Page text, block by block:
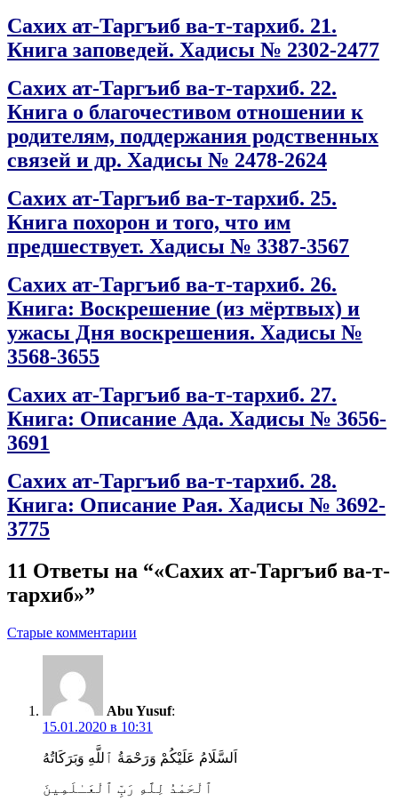
Сахих ат-Таргъиб ва-т-тархиб. 21.
Книга заповедей. Хадисы № 2302-2477
Сахих ат-Таргъиб ва-т-тархиб. 22.
Книга о благочестивом отношении к
родителям, поддержания родственных
связей и др. Хадисы № 2478-2624
Сахих ат-Таргъиб ва-т-тархиб. 25.
Книга похорон и того, что им
предшествует. Хадисы № 3387-3567
Сахих ат-Таргъиб ва-т-тархиб. 26.
Книга: Воскрешение (из мёртвых) и
ужасы Дня воскрешения. Хадисы №
3568-3655
Сахих ат-Таргъиб ва-т-тархиб. 27.
Книга: Описание Ада. Хадисы № 3656-
3691
Сахих ат-Таргъиб ва-т-тархиб. 28.
Книга: Описание Рая. Хадисы № 3692-
3775
11 Ответы на “«Сахих ат-Таргъиб ва-т-
тархиб»”
Навигация
комментариям
Старые комментарии
Abu Yusuf:
15.01.2020 в 10:31
ٱلْحَمْدُ لِلَّهِ رَبِّ ٱلْعَـٰلَمِينَ